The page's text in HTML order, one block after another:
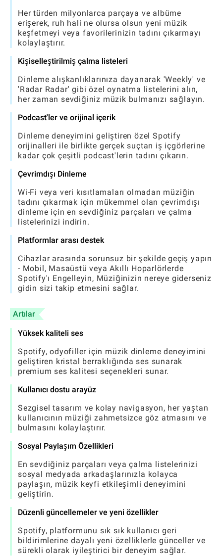
Her türden milyonlarca parçaya ve albüme
erişerek, ruh hali ne olursa olsun yeni müzik
keşfetmeyi veya favorilerinizin tadını çıkarmayı
kolaylaştırır.
Kişiselleştirilmiş çalma listeleri
Dinleme alışkanlıklarınıza dayanarak 'Weekly' ve
'Radar Radar' gibi özel oynatma listelerini alın,
her zaman sevdiğiniz müzik bulmanızı sağlayın.
Podcast'ler ve orijinal içerik
Dinleme deneyimini geliştiren özel Spotify
orijinalleri ile birlikte gerçek suçtan iş içgörlerine
kadar çok çeşitli podcast'lerin tadını çıkarın.
Çevrimdışı Dinleme
Wi-Fi veya veri kısıtlamaları olmadan müziğin
tadını çıkarmak için mükemmel olan çevrimdışı
dinleme için en sevdiğiniz parçaları ve çalma
listelerinizi indirin.
Platformlar arası destek
Cihazlar arasında sorunsuz bir şekilde geçiş yapın
- Mobil, Masaüstü veya Akıllı Hoparlörlerde
Spotify'ı Engelleyin, Müziğinizin nereye giderseniz
gidin sizi takip etmesini sağlar.
Artılar
Yüksek kaliteli ses
Spotify, odyofiller için müzik dinleme deneyimini
geliştiren kristal berraklığında ses sunarak
premium ses kalitesi seçenekleri sunar.
Kullanıcı dostu arayüz
Sezgisel tasarım ve kolay navigasyon, her yaştan
kullanıcının müziği zahmetsizce göz atmasını ve
bulmasını kolaylaştırır.
Sosyal Paylaşım Özellikleri
En sevdiğiniz parçaları veya çalma listelerinizi
sosyal medyada arkadaşlarınızla kolayca
paylaşın, müzik keyfi etkileşimli deneyimini
geliştirin.
Düzenli güncellemeler ve yeni özellikler
Spotify, platformunu sık sık kullanıcı geri
bildirimlerine dayalı yeni özelliklerle günceller ve
sürekli olarak iyileştirici bir deneyim sağlar.